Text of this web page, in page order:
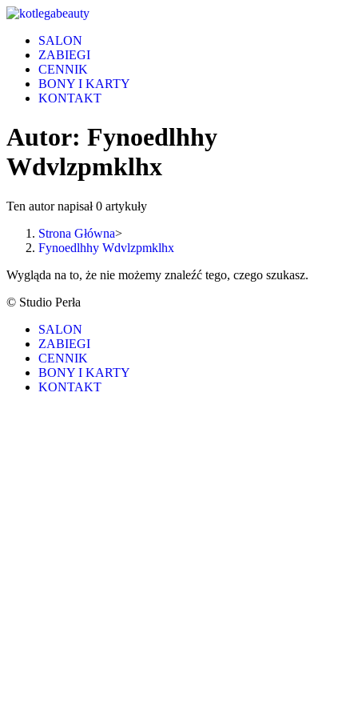
Skip
contentSALON
ZABIEGI
CENNIK
BONY I KARTY
KONTAKT
Autor: Fynoedlhhy
Wdvlzpmklhx
Ten autor napisał 0 artykuły
Strona Główna>
Fynoedlhhy Wdvlzpmklhx
Wygląda na to, że nie możemy znaleźć tego, czego szukasz.
© Studio Perła
SALON
ZABIEGI
CENNIK
BONY I KARTY
KONTAKT